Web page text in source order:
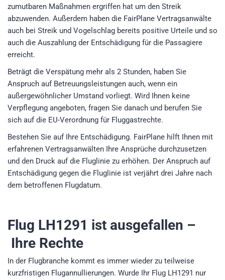
zumutbaren Maßnahmen ergriffen hat um den Streik
abzuwenden. Außerdem haben die FairPlane Vertragsanwälte
auch bei Streik und Vogelschlag bereits positive Urteile und so
auch die Auszahlung der Entschädigung für die Passagiere
erreicht.
Beträgt die Verspätung mehr als 2 Stunden, haben Sie
Anspruch auf Betreuungsleistungen auch, wenn ein
außergewöhnlicher Umstand vorliegt. Wird Ihnen keine
Verpflegung angeboten, fragen Sie danach und berufen Sie
sich auf die EU-Verordnung für Fluggastrechte.
Bestehen Sie auf Ihre Entschädigung. FairPlane hilft Ihnen mit
erfahrenen Vertragsanwälten Ihre Ansprüche durchzusetzen
und den Druck auf die Fluglinie zu erhöhen. Der Anspruch auf
Entschädigung gegen die Fluglinie ist verjährt drei Jahre nach
dem betroffenen Flugdatum.
Flug LH1291 ist ausgefallen –
Ihre Rechte
In der Flugbranche kommt es immer wieder zu teilweise
kurzfristigen Flugannullierungen. Wurde Ihr Flug LH1291 nur